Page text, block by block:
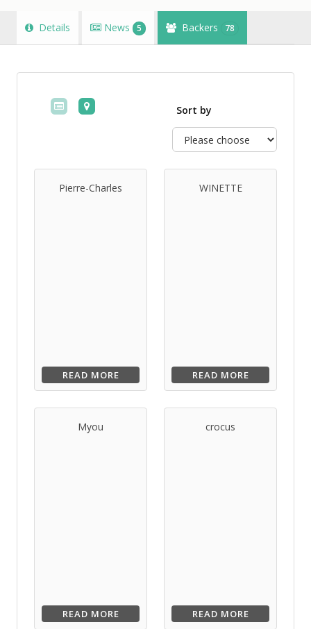
Details News 5 Backers 78
Sort by
Pierre-Charles
READ MORE
WINETTE
READ MORE
Myou
READ MORE
crocus
READ MORE